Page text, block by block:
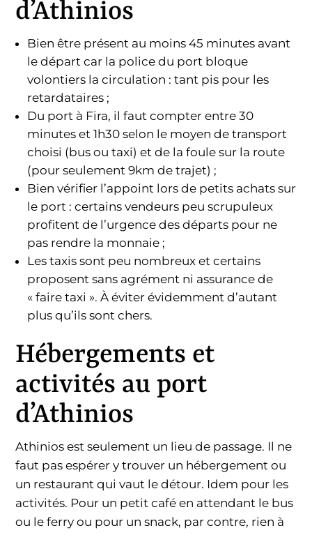
d’Athinios
Bien être présent au moins 45 minutes avant
le départ car la police du port bloque
volontiers la circulation : tant pis pour les
retardataires ;
Du port à Fira, il faut compter entre 30
minutes et 1h30 selon le moyen de transport
choisi (bus ou taxi) et de la foule sur la route
(pour seulement 9km de trajet) ;
Bien vérifier l’appoint lors de petits achats sur
le port : certains vendeurs peu scrupuleux
profitent de l’urgence des départs pour ne
pas rendre la monnaie ;
Les taxis sont peu nombreux et certains
proposent sans agrément ni assurance de
« faire taxi ». À éviter évidemment d’autant
plus qu’ils sont chers.
Hébergements et
activités au port
d’Athinios
Athinios est seulement un lieu de passage. Il ne
faut pas espérer y trouver un hébergement ou
un restaurant qui vaut le détour. Idem pour les
activités. Pour un petit café en attendant le bus
ou le ferry ou pour un snack, par contre, rien à